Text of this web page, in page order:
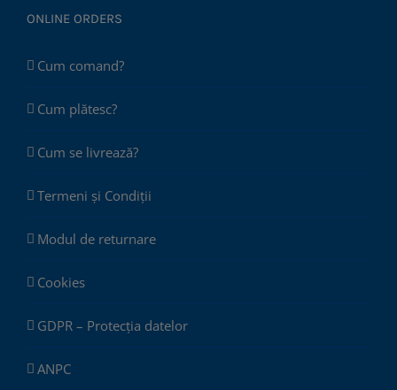
ONLINE ORDERS
Cum comand?
Cum plătesc?
Cum se livrează?
Termeni și Condiții
Modul de returnare
Cookies
GDPR – Protecția datelor
ANPC